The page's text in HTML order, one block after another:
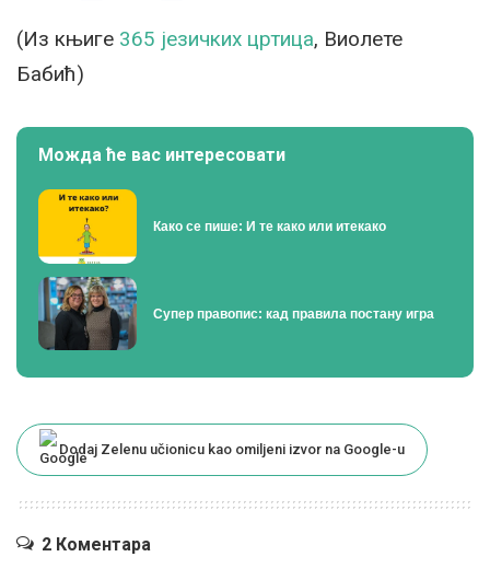
(Из књиге 365 језичких цртица, Виолете
Бабић)
Можда ће вас интересовати
Како се пише: И те како или итекако
Супер правопис: кад правила постану игра
Dodaj Zelenu učionicu kao omiljeni izvor na Google-u
2 Коментара